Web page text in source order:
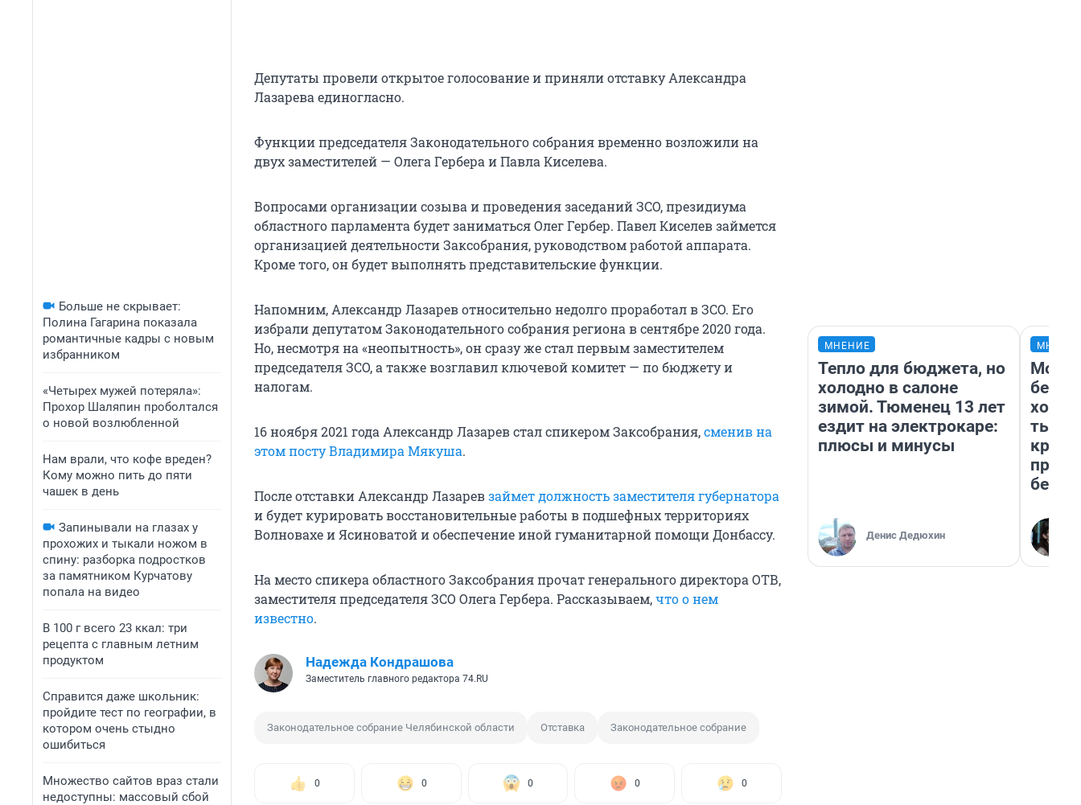
Больше не скрывает:
Полина Гагарина показала
романтичные кадры с новым
избранником
«Четырех мужей потеряла»:
Прохор Шаляпин проболтался
о новой возлюбленной
Нам врали, что кофе вреден?
Кому можно пить до пяти
чашек в день
Запинывали на глазах у
прохожих и тыкали ножом в
спину: разборка подростков
за памятником Курчатову
попала на видео
В 100 г всего 23 ккал: три
рецепта с главным летним
продуктом
Справится даже школьник:
пройдите тест по географии, в
котором очень стыдно
ошибиться
Множество сайтов враз стали
недоступны: массовый сбой
Депутаты провели открытое голосование и приняли отставку Александра
Лазарева единогласно.
Функции председателя Законодательного собрания временно возложили на
двух заместителей — Олега Гербера и Павла Киселева.
Вопросами организации созыва и проведения заседаний ЗСО, президиума
областного парламента будет заниматься Олег Гербер. Павел Киселев займется
организацией деятельности Заксобрания, руководством работой аппарата.
Кроме того, он будет выполнять представительские функции.
Напомним, Александр Лазарев относительно недолго проработал в ЗСО. Его
избрали депутатом Законодательного собрания региона в сентябре 2020 года.
Но, несмотря на «неопытность», он сразу же стал первым заместителем
председателя ЗСО, а также возглавил ключевой комитет — по бюджету и
налогам.
16 ноября 2021 года Александр Лазарев стал спикером Заксобрания,сменив на
этом посту Владимира Мякуша.
После отставки Александр Лазаревзаймет должность заместителя губернатора
и будет курировать восстановительные работы в подшефных территориях
Волновахе и Ясиноватой и обеспечение иной гуманитарной помощи Донбассу.
На место спикера областного Заксобрания прочат генерального директора ОТВ,
заместителя председателя ЗСО Олега Гербера. Рассказываем,что о нем
известно.
Надежда Кондрашова
Заместитель главного редактора 74.RU
Законодательное собрание Челябинской области Отставка Законодательное собрание
0 0 0 0 0
МНЕНИЕ
Тепло для бюджета, но
холодно в салоне
зимой. Тюменец 13 лет
ездит на электрокаре:
плюсы и минусы
Денис Дедюхин
Мой